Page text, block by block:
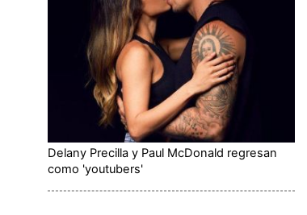
Delany Precilla y Paul McDonald regresan
como 'youtubers'